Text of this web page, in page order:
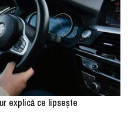
explică ce lipsește